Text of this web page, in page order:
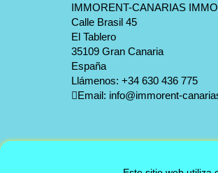
IMMORENT-CANARIAS
Calle Brasil 45
El Tablero
35109 Gran Canaria
España
Llámenos: +34 630 436 775
Email: info@immorent-